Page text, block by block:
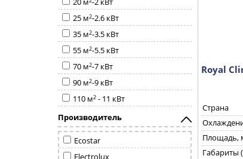
20 м -2 кВт
25 м2-2.6 кВт
35 м2-3.5 кВт
55 м2-5.5 кВт
70 м2-7 кВт
90 м2-9 кВт
110 м2 - 11 кВт
Производитель
Ecostar
Royal
Страна
Площадь,
Габариты